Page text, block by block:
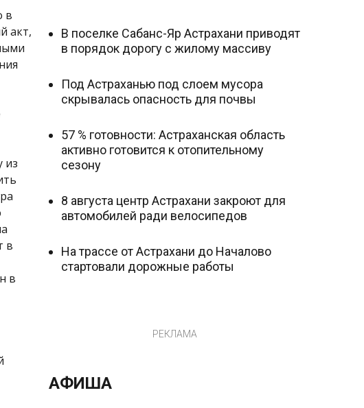
в
акт,
из
в
в
В поселке Сабанс-Яр Астрахани приводят
в порядок дорогу с жилому массиву
Под Астраханью под слоем мусора
скрывалась опасность для почвы
57 % готовности: Астраханская область
активно готовится к отопительному
сезону
8 августа центр Астрахани закроют для
автомобилей ради велосипедов
На трассе от Астрахани до Началово
стартовали дорожные работы
РЕКЛАМА
АФИША